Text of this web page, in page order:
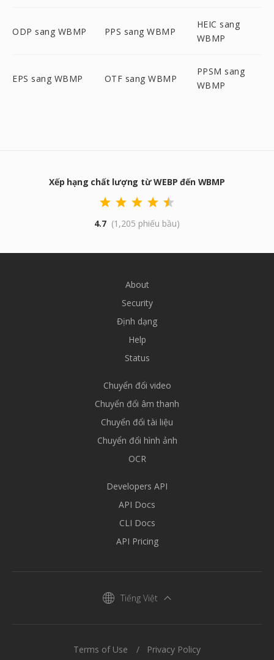
ODP sang WBMP PPS sang WBMP
HEIC sang
WBMP
EPS sang WBMP OTF sang WBMP
PPSM sang
WBMP
Xếp hạng chất lượng từ WEBP đến WBMP
4.7 (1,205 phiếu bầu)
About
Security
Định dạng
Help
Status
Chuyển đổi video
Chuyển đổi âm thanh
Chuyển đổi tài liệu
Chuyển đổi hình ảnh
OCR
Developers API
API Docs
CLI Docs
API Pricing
Tiếng Việt
Terms of Use Privacy Policy